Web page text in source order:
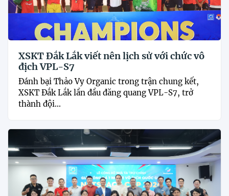
XSKT Đắk Lắk viết nên lịch sử với chức vô
địch VPL-S7
Đánh bại Thảo Vy Organic trong trận chung kết,
XSKT Đắk Lắk lần đầu đăng quang VPL-S7, trở
thành đội...